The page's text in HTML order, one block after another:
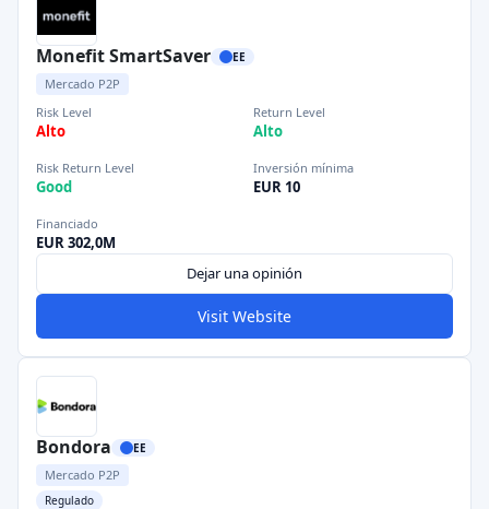
Monefit SmartSaver EE
Mercado P2P
Risk Level
Alto
Return Level
Alto
Risk Return Level
Good
Inversión mínima
EUR 10
Financiado
EUR 302,0M
Dejar una opinión
Visit Website
Bondora EE
Mercado P2P
Regulado